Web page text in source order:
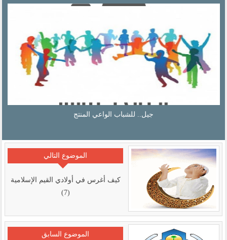
فن الاستمتاع.. كيف تكون سعيداً وناجحاً وقوياً؟ (قراءة ناقدة)...
الموضوع التالي
كيف أغرس في أولادي القيم الإسلامية
(7)
الموضوع السابق